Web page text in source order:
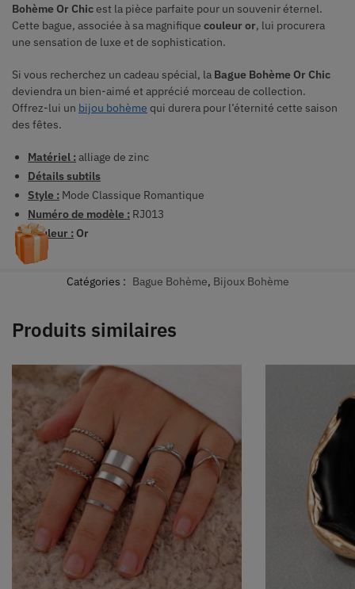
Bohème Or Chicest la pièce parfaite pour un souvenir éternel.
Cette bague, associée à sa magnifique couleur or, lui procurera
une sensation de luxe et de sophistication.
Si vous recherchez un cadeau spécial, la Bague Bohème Or Chic
deviendra un bien-aimé et apprécié morceau de collection.
Offrez-lui un bijou bohème qui durera pour l’éternité cette saison
des fêtes.
Matériel :alliage de zinc
Détails subtils
Style : Mode Classique Romantique
Numéro de modèle : RJ013
Couleur : Or
Catégories : Bague Bohème, Bijoux Bohème
Produits similaires